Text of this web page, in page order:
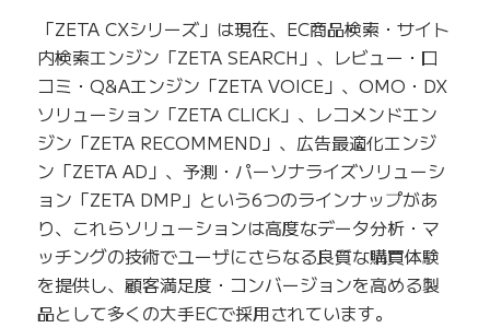
「ZETA CXシリーズ」は現在、EC商品検索・サイト
内検索エンジン「ZETA SEARCH」、レビュー・口
コミ・Q&Aエンジン「ZETA VOICE」、OMO・DX
ソリューション「ZETA CLICK」、レコメンドエン
ジン「ZETA RECOMMEND」、広告最適化エンジ
ン「ZETA AD」、予測・パーソナライズソリューシ
ョン「ZETA DMP」という6つのラインナップがあ
り、これらソリューションは高度なデータ分析・マ
ッチングの技術でユーザにさらなる良質な購買体験
を提供し、顧客満足度・コンバージョンを高める製
品として多くの大手ECで採用されています。